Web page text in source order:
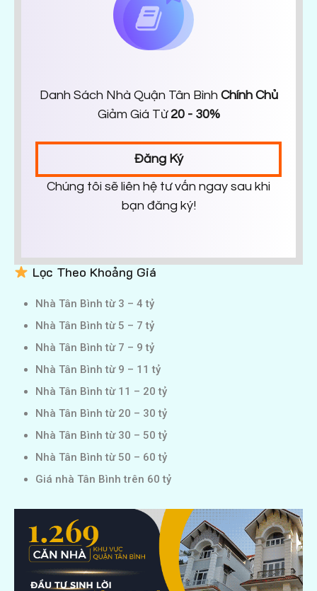
Danh Sách Nhà Quận Tân Bình Chính Chủ
Giảm Giá Từ 20 - 30%
Đăng Ký
Chúng tôi sẽ liên hệ tư vấn ngay sau khi
bạn đăng ký!
Lọc Theo Khoảng Giá
Nhà Tân Bình từ 3 – 4 tỷ
Nhà Tân Bình từ 5 – 7 tỷ
Nhà Tân Bình từ 7 – 9 tỷ
Nhà Tân Bình từ 9 – 11 tỷ
Nhà Tân Bình từ 11 – 20 tỷ
Nhà Tân Bình từ 20 – 30 tỷ
Nhà Tân Bình từ 30 – 50 tỷ
Nhà Tân Bình từ 50 – 60 tỷ
Giá nhà Tân Bình trên 60 tỷ